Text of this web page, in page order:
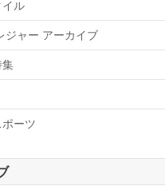
イル
ジャー アーカイブ
集
ーツ